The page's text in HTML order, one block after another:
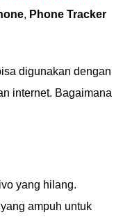
, Phone Tracker
digunakan dengan
internet. Bagaimana
yang hilang.
ampuh untuk